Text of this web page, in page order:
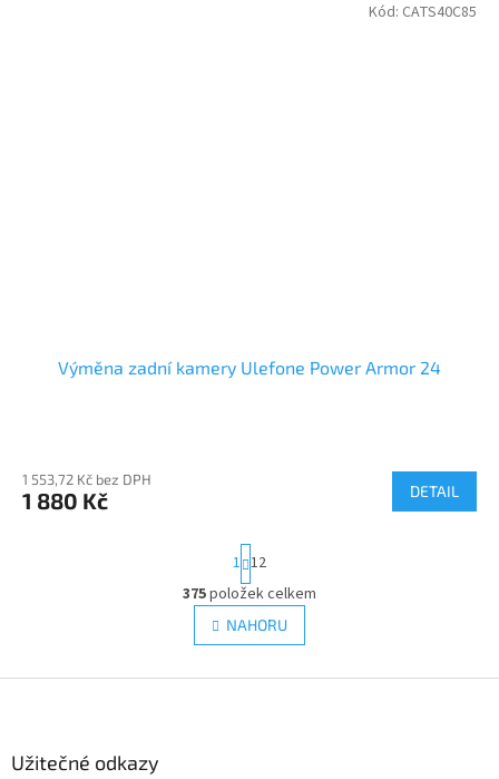
Výměna zadní kamery Ulefone Power Armor 24
1 553,72 Kč bez DPH
1 880 Kč DETAIL
Kód: CATS40C85
O
v
l
S
t
r
á
n
k
v
1 12
375položek celkem
NAHORU
Užitečné odkazy